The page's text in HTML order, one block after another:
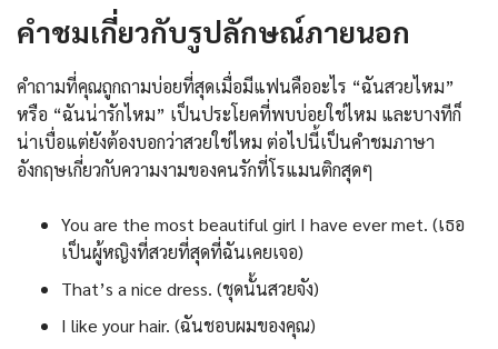
คำชมเกี่ยวกับรูปลักษณ์ภายนอก
คำถามที่คุณถูกถามบ่อยที่สุดเมื่อมีแฟนคืออะไร “ฉันสวยไหม”
หรือ “ฉันน่ารักไหม” เป็นประโยคที่พบบ่อยใช่ไหม และบางทีก็
น่าเบื่อแต่ยังต้องบอกว่าสวยใช่ไหม ต่อไปนี้เป็นคำชมภาษา
อังกฤษเกี่ยวกับความงามของคนรักที่โรแมนติกสุดๆ
You are the most beautiful girl I have ever met. (เธอ
เป็นผู้หญิงที่สวยที่สุดที่ฉันเคยเจอ)
That’s a nice dress. (ชุดนั้นสวยจัง)
I like your hair. (ฉันชอบผมของคุณ)